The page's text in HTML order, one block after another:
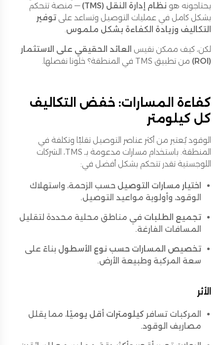
يحتاجونه هو نظام إدارة النقل (TMS)
— منصة تتحكم
بشكل كامل في عمليات التوصيل وتساعد على توفير
التكاليف وزيادة الكفاءة بشكل ملموس
لكن، كيف ممكن نقيس العائد الحقيقي على الاستثمار
(ROI)
من تطبيق TMS في المنطقة؟ خلونا نفصلها.
كفاءة المسارات: خفض التكاليف
كل كيلومتر
الوقود يُعتبر من أكثر عناصر التوصيل تقلبًا وتكلفة في
المنطقة. باستخدام مسارات مدعومة بـ TMS، الشركات
اللوجستية تقدر تتحكم بشكل أفضل في:
اختيار مسارات التوصيل حسب الزحمة، واستهلاك
الوقود، وأولوية مواعيد التوصيل.
تجميع الطلبات في مناطق محلية محددة لتقليل
المسافات الفارغة.
تخصيص المسارات حسب نوع الأسطول بناءً على
سعة المركبة وطبيعة الأرض.
الأثر
المركبات تسافر كيلومترات أقل يوميًا، مما يقلل
مصاريف الوقود.